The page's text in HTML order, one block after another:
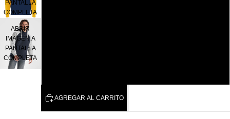
PANTALLA
COMPLETA
ABRIR
IMAGEN A
PANTALLA
COMPLETA
AGREGAR AL CARRITO